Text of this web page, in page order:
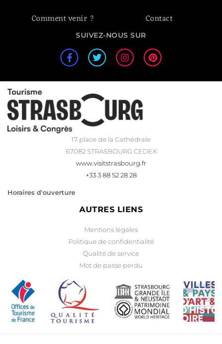
Comment venir ? Contact
SUIVEZ-NOUS SUR
17 place de la Cathédrale
67082 STRASBOURG CEDEX
www.visitstrasbourg.fr
+33 3 88 52 28 28
Horaires d'ouverture
AUTRES LIENS
Mentions légales
Politique de confidentialité
Qualité de service
Mot de passe perdu